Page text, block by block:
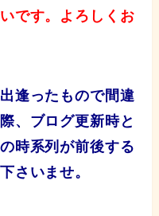
です。よろしくお
逢ったもので間違
、ブログ更新時と
時系列が前後する
さいませ。